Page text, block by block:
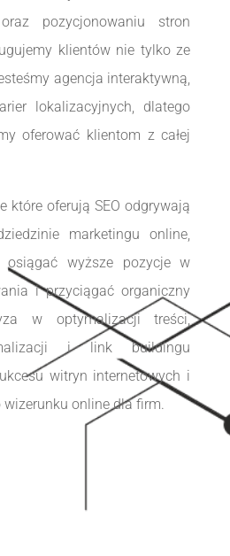
pozycjonowaniu stron
klientów nie tylko ze
agencja interaktywną,
lokalizacyjnych, dlatego
oferować klientom z całej
które oferują SEO odgrywają
marketingu online,
osiągać wyższe pozycje w
i przyciągać organiczny
w optymalizacji treści,
i link buildingu
witryn internetowych i
wizerunku online dla firm.